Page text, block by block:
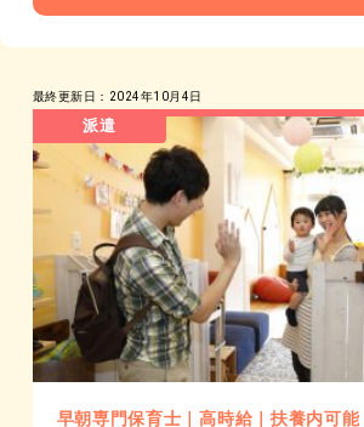
最終更新日：2024年10月4日
派遣
早朝専門保育士｜高時給｜扶養内可能